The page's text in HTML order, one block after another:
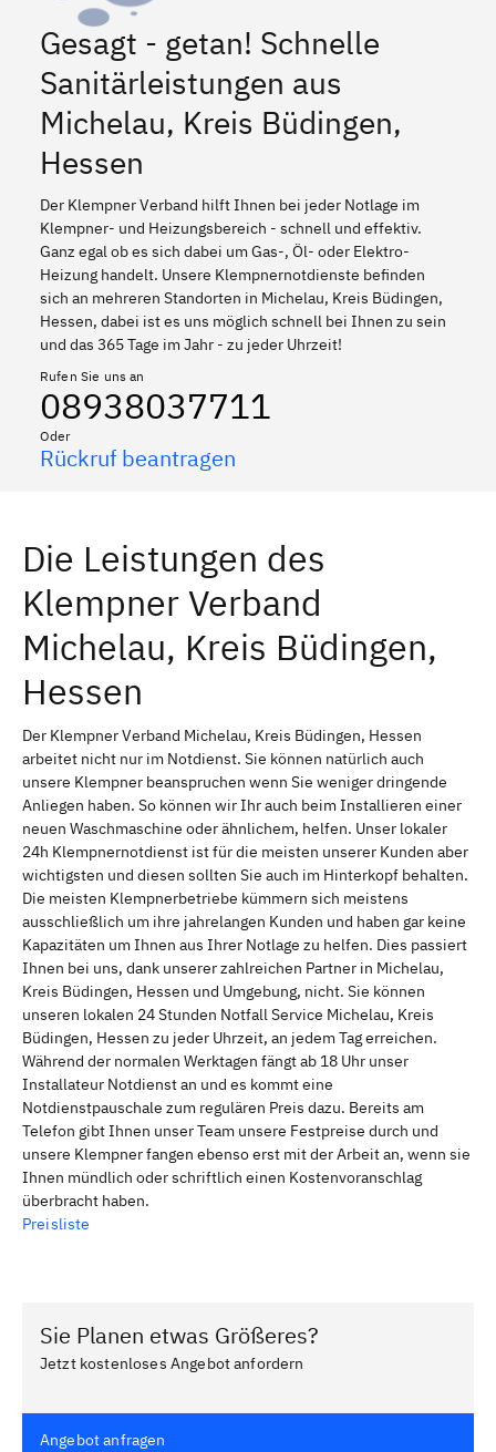
Gesagt - getan! Schnelle
Sanitärleistungen aus
Michelau, Kreis Büdingen,
Hessen
Der Klempner Verband hilft Ihnen bei jeder Notlage im
Klempner- und Heizungsbereich - schnell und effektiv.
Ganz egal ob es sich dabei um Gas-, Öl- oder Elektro-
Heizung handelt. Unsere Klempnernotdienste befinden
sich an mehreren Standorten in Michelau, Kreis Büdingen,
Hessen, dabei ist es uns möglich schnell bei Ihnen zu sein
und das 365 Tage im Jahr - zu jeder Uhrzeit!
Rufen Sie uns an
08938037711
Oder
Rückruf beantragen
Die Leistungen des
Klempner Verband
Michelau, Kreis Büdingen,
Hessen
Der Klempner Verband Michelau, Kreis Büdingen, Hessen
arbeitet nicht nur im Notdienst. Sie können natürlich auch
unsere Klempner beanspruchen wenn Sie weniger dringende
Anliegen haben. So können wir Ihr auch beim Installieren einer
neuen Waschmaschine oder ähnlichem, helfen. Unser lokaler
24h Klempnernotdienst ist für die meisten unserer Kunden aber
wichtigsten und diesen sollten Sie auch im Hinterkopf behalten.
Die meisten Klempnerbetriebe kümmern sich meistens
ausschließlich um ihre jahrelangen Kunden und haben gar keine
Kapazitäten um Ihnen aus Ihrer Notlage zu helfen. Dies passiert
Ihnen bei uns, dank unserer zahlreichen Partner in Michelau,
Kreis Büdingen, Hessen und Umgebung, nicht. Sie können
unseren lokalen 24 Stunden Notfall Service Michelau, Kreis
Büdingen, Hessen zu jeder Uhrzeit, an jedem Tag erreichen.
Während der normalen Werktagen fängt ab 18 Uhr unser
Installateur Notdienst an und es kommt eine
Notdienstpauschale zum regulären Preis dazu. Bereits am
Telefon gibt Ihnen unser Team unsere Festpreise durch und
unsere Klempner fangen ebenso erst mit der Arbeit an, wenn sie
Ihnen mündlich oder schriftlich einen Kostenvoranschlag
überbracht haben.
Preisliste
Sie Planen etwas Größeres?
Jetzt kostenloses Angebot anfordern
Angebot anfragen